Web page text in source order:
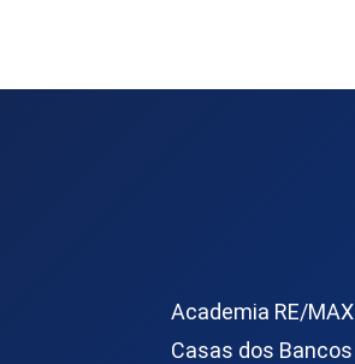
Academia RE/MAX
Casas dos Bancos